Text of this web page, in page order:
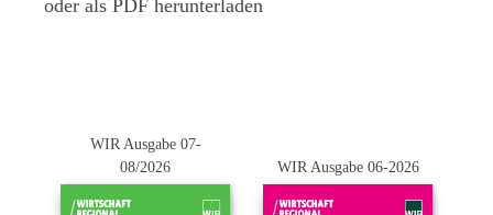
oder als PDF herunterladen
WIR Ausgabe 07-
08/2026
WIR Ausgabe 06-2026